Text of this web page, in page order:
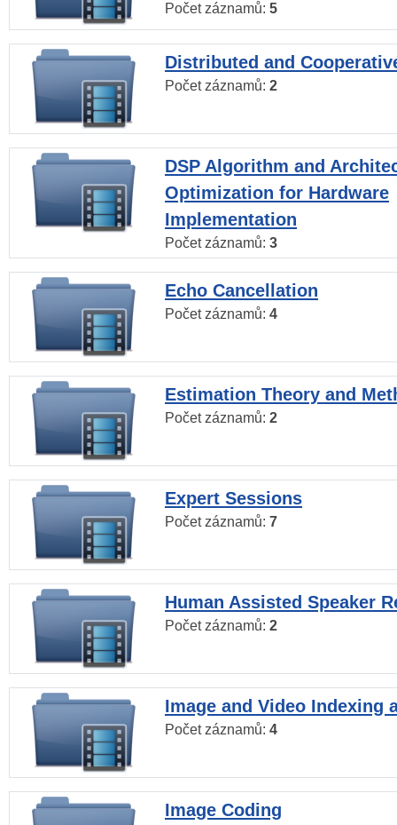
Počet záznamů: 5
Distributed and
Počet záznamů: 2
DSP Algorithm and
Optimization for Hardware
Implementation
Počet záznamů: 3
Echo Cancellation
Počet záznamů: 4
Estimation Theory and
Počet záznamů: 2
Expert Sessions
Počet záznamů: 7
Human Assisted Speaker
Počet záznamů: 2
Image and Video Indexing
Počet záznamů: 4
Image Coding